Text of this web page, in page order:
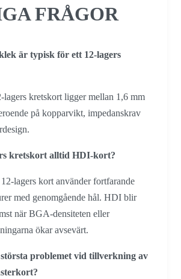
FRÅGOR
är typisk för ett 12-lagers
lagers kretskort ligger mellan 1,6 mm
på kopparvikt, impedanskrav
kretskort alltid HDI-kort?
lagers kort använder fortfarande
med genomgående hål. HDI blir
när BGA-densiteten eller
ökar avsevärt.
problemet vid tillverkning av